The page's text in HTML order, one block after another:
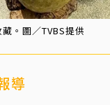
。圖／TVBS提供
導